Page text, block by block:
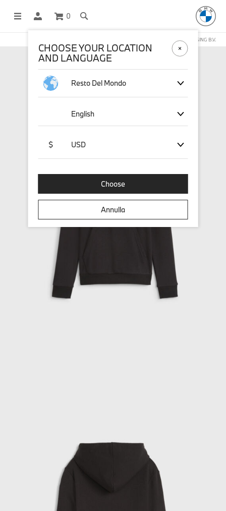
0
NEGOZIO ONLINE GESTITO DA STICHD SPORTMERCHANDISING B.V.
CHOOSE YOUR LOCATION
AND LANGUAGE
Resto Del Mondo
English
$ USD
Choose
Annulla